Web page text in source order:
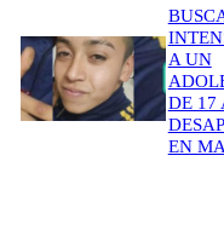
A UN
DE 17
EN